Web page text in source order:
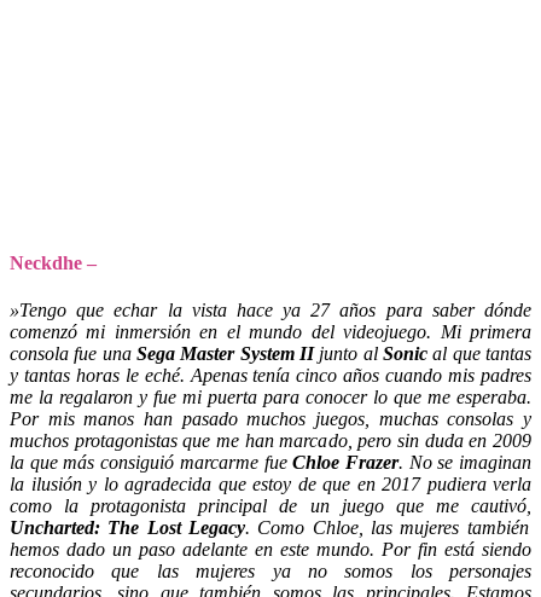
Neckdhe –
»Tengo que echar la vista hace ya 27 años para saber dónde
comenzó mi inmersión en el mundo del videojuego. Mi primera
consola fue unaSega Master System IIjunto alSonic al que tantas
y tantas horas le eché. Apenas tenía cinco años cuando mis padres
me la regalaron y fue mi puerta para conocer lo que me esperaba.
Por mis manos han pasado muchos juegos, muchas consolas y
muchos protagonistas que me han marcado, pero sin duda en 2009
la que más consiguió marcarme fueChloe Frazer. No se imaginan
la ilusión y lo agradecida que estoy de que en 2017 pudiera verla
como la protagonista principal de un juego que me cautivó,
Uncharted: The Lost Legacy. Como Chloe, las mujeres también
hemos dado un paso adelante en este mundo. Por fin está siendo
reconocido que las mujeres ya no somos los personajes